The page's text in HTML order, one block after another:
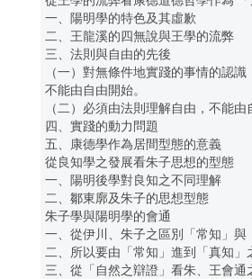
一、陽明學的特色及其虛歉
二、王龍溪的四無說與王學的流弊
三、法則與自由的先後
（一）對無條件地實踐的事情的認識
不能由自由開始。
（二）必須由法則理解自由，不能由
四、實踐的動力問題
五、康德學作為居間型態的意義
從良知學之發展看朱子思想的型態
一、陽明後學對良知之不同理解
二、鄒東廓及朱子的思想型態
朱子學與陽明學的會通
一、從伊川、朱子之區別「常知」與
二、所以要由「常知」進到「真知」
三、從「自然之辯證」看朱、王會通